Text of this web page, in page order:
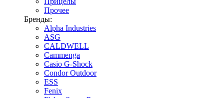
Прочее
Бренды:
Alpha Industries
ASG
CALDWELL
Cammenga
Casio G-Shock
Condor Outdoor
ESS
Fenix